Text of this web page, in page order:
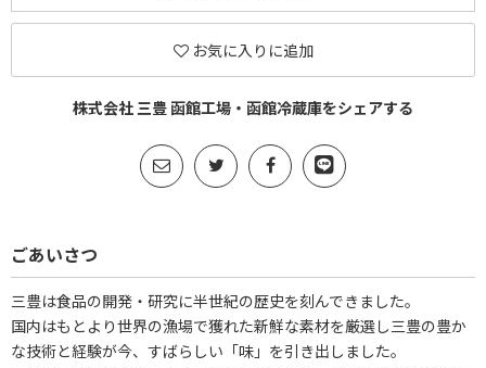
お気に入りに追加
株式会社 三豊 函館工場・函館冷蔵庫をシェアする
ごあいさつ
三豊は食品の開発・研究に半世紀の歴史を刻んできました。
国内はもとより世界の漁場で獲れた新鮮な素材を厳選し三豊の豊か
な技術と経験が今、すばらしい「味」を引き出しました。